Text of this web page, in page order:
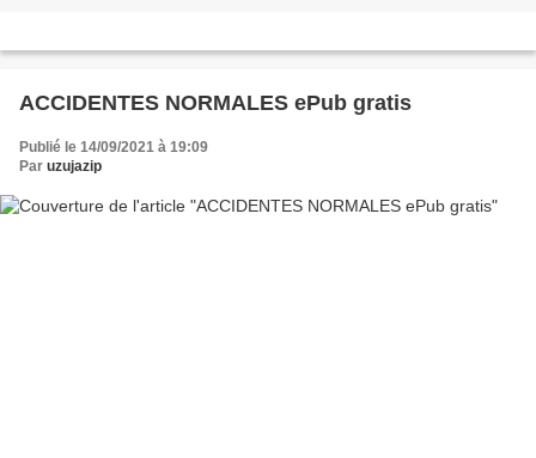
ACCIDENTES NORMALES ePub gratis
Publié le 14/09/2021 à 19:09
Par uzujazip